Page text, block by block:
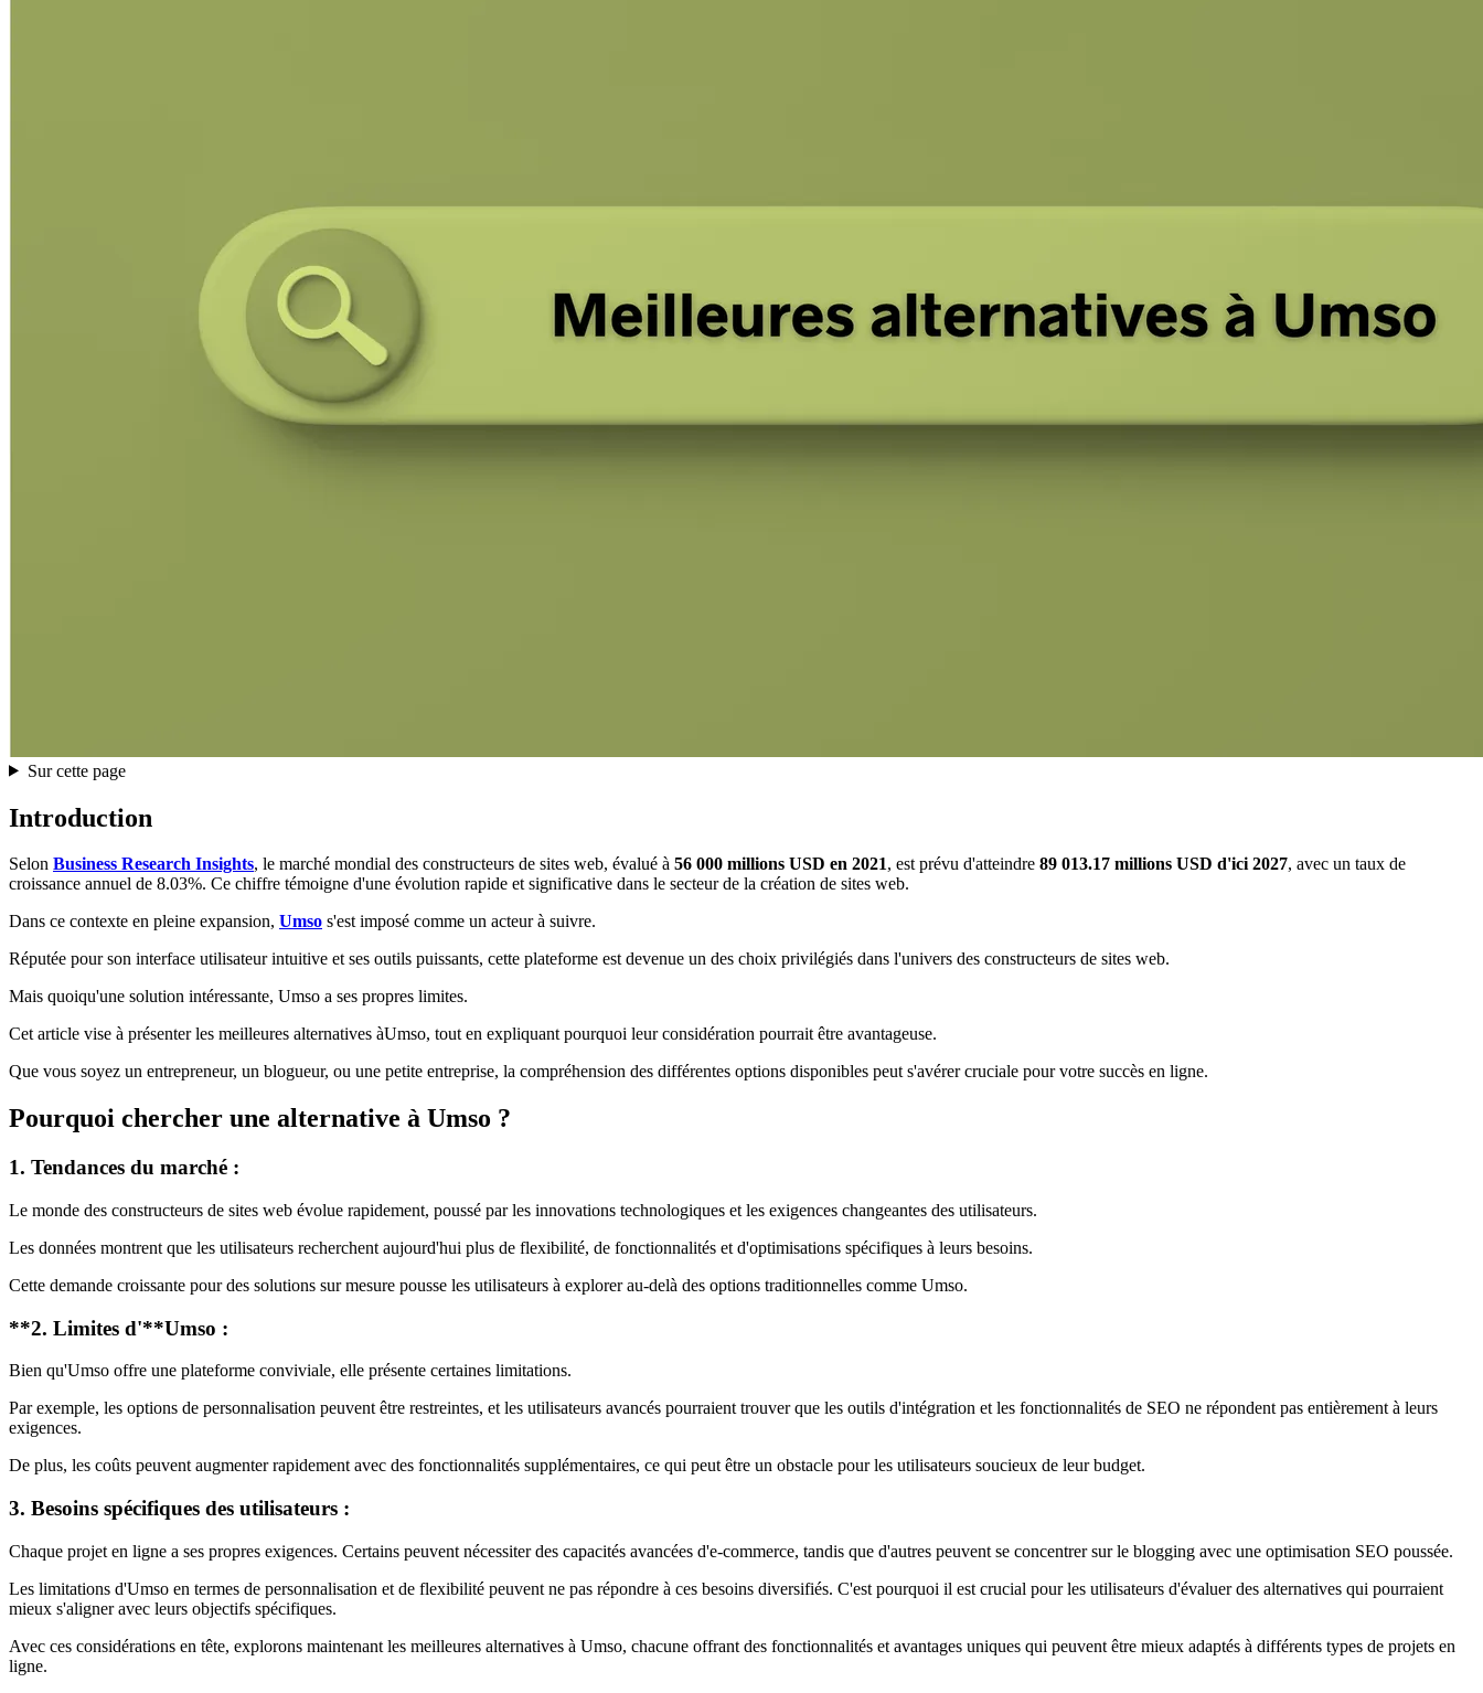
Sur cette page
Introduction
Selon Business Research Insights, le marché mondial des constructeurs de sites web, évalué à 56 000 millions USD en 2021, est prévu d'atteindre 89 013.17 millions USD d'ici 2027, avec un taux de
croissance annuel de 8.03%. Ce chiffre témoigne d'une évolution rapide et significative dans le secteur de la création de sites web.
Dans ce contexte en pleine expansion, Umso s'est imposé comme un acteur à suivre.
Réputée pour son interface utilisateur intuitive et ses outils puissants, cette plateforme est devenue un des choix privilégiés dans l'univers des constructeurs de sites web.
Mais quoiqu'une solution intéressante, Umso a ses propres limites.
Cet article vise à présenter les meilleures alternatives àUmso, tout en expliquant pourquoi leur considération pourrait être avantageuse.
Que vous soyez un entrepreneur, un blogueur, ou une petite entreprise, la compréhension des différentes options disponibles peut s'avérer cruciale pour votre succès en ligne.
Pourquoi chercher une alternative à Umso ?
1. Tendances du marché :
Le monde des constructeurs de sites web évolue rapidement, poussé par les innovations technologiques et les exigences changeantes des utilisateurs.
Les données montrent que les utilisateurs recherchent aujourd'hui plus de flexibilité, de fonctionnalités et d'optimisations spécifiques à leurs besoins.
Cette demande croissante pour des solutions sur mesure pousse les utilisateurs à explorer au-delà des options traditionnelles comme Umso.
**2. Limites d'**Umso :
Bien qu'Umso offre une plateforme conviviale, elle présente certaines limitations.
Par exemple, les options de personnalisation peuvent être restreintes, et les utilisateurs avancés pourraient trouver que les outils d'intégration et les fonctionnalités de SEO ne répondent pas entièrement à leurs
exigences.
De plus, les coûts peuvent augmenter rapidement avec des fonctionnalités supplémentaires, ce qui peut être un obstacle pour les utilisateurs soucieux de leur budget.
3. Besoins spécifiques des utilisateurs :
Chaque projet en ligne a ses propres exigences. Certains peuvent nécessiter des capacités avancées d'e-commerce, tandis que d'autres peuvent se concentrer sur le blogging avec une optimisation SEO poussée.
Les limitations d'Umso en termes de personnalisation et de flexibilité peuvent ne pas répondre à ces besoins diversifiés. C'est pourquoi il est crucial pour les utilisateurs d'évaluer des alternatives qui pourraient
mieux s'aligner avec leurs objectifs spécifiques.
Avec ces considérations en tête, explorons maintenant les meilleures alternatives à Umso, chacune offrant des fonctionnalités et avantages uniques qui peuvent être mieux adaptés à différents types de projets en
ligne.